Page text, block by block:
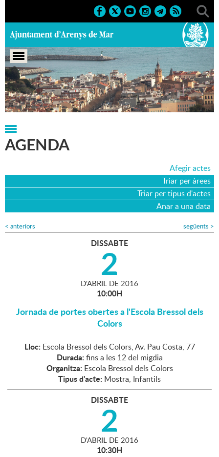
Portada > Agenda > 02-04-2016
AGENDA
Afegir actes
Triar per àrees
Triar per tipus d'actes
Anar a una data
< anteriors següents >
DISSABTE
2
D'ABRIL DE 2016
10:00H
Jornada de portes obertes a l'Escola Bressol dels
Colors
Lloc: Escola Bressol dels Colors, Av. Pau Costa, 77
Durada: fins a les 12 del migdia
Organitza: Escola Bressol dels Colors
Tipus d'acte: Mostra, Infantils
DISSABTE
2
D'ABRIL DE 2016
10:30H